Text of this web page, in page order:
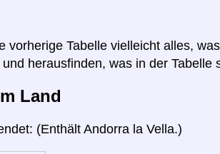
Tabelle vielleicht alles,
herausfinden, was in der Tabelle
Land
(Enthält Andorra la Vella.)